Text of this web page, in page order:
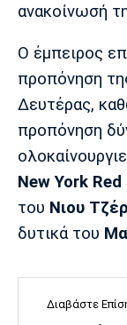
ανακοίνωσή
Ο έμπειρος
προπόνηση
Δευτέρας,
προπόνηση
New York
του Νιου
δυτικά του
Διαβάστε